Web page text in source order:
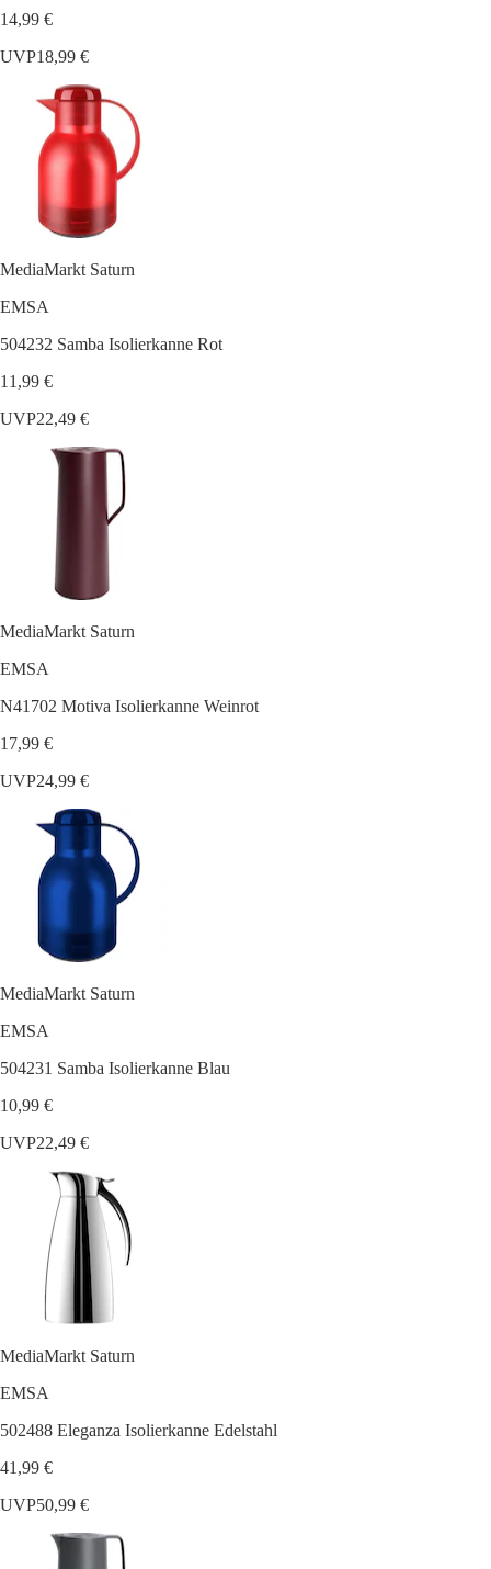
14,99 €
UVP18,99 €
MediaMarkt Saturn
EMSA
504232 Samba Isolierkanne Rot
11,99 €
UVP22,49 €
MediaMarkt Saturn
EMSA
N41702 Motiva Isolierkanne Weinrot
17,99 €
UVP24,99 €
MediaMarkt Saturn
EMSA
504231 Samba Isolierkanne Blau
10,99 €
UVP22,49 €
MediaMarkt Saturn
EMSA
502488 Eleganza Isolierkanne Edelstahl
41,99 €
UVP50,99 €